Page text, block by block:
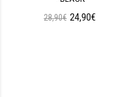
28,90€ 24,90€